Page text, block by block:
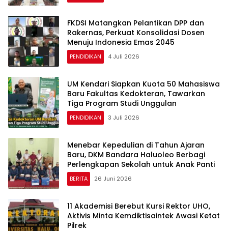
FKDSI Matangkan Pelantikan DPP dan
Rakernas, Perkuat Konsolidasi Dosen
Menuju Indonesia Emas 2045
PENDIDIKAN 4 Juli 2026
UM Kendari Siapkan Kuota 50 Mahasiswa
Baru Fakultas Kedokteran, Tawarkan
Tiga Program Studi Unggulan
PENDIDIKAN 3 Juli 2026
Menebar Kepedulian di Tahun Ajaran
Baru, DKM Bandara Haluoleo Berbagi
Perlengkapan Sekolah untuk Anak Panti
BERITA 26 Juni 2026
11 Akademisi Berebut Kursi Rektor UHO,
Aktivis Minta Kemdiktisaintek Awasi Ketat
Pilrek